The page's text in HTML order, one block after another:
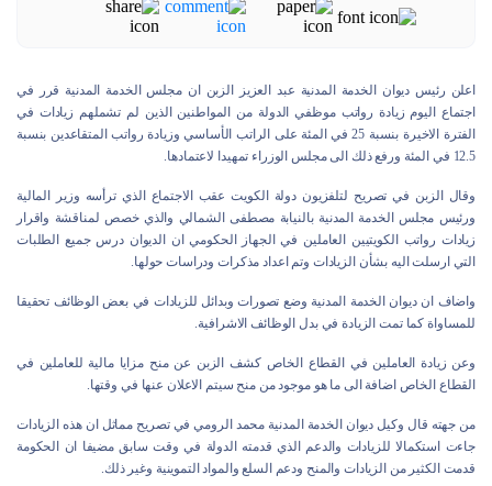
اعلن رئيس ديوان الخدمة المدنية عبد العزيز الزبن ان مجلس الخدمة المدنية قرر في
اجتماع اليوم زيادة رواتب موظفي الدولة من المواطنين الذين لم تشملهم زيادات في
الفترة الاخيرة بنسبة 25 في المئة على الراتب الأساسي وزيادة رواتب المتقاعدين بنسبة
12.5 في المئة ورفع ذلك الى مجلس الوزراء تمهيدا لاعتمادها.
وقال الزبن في تصريح لتلفزيون دولة الكويت عقب الاجتماع الذي ترأسه وزير المالية
ورئيس مجلس الخدمة المدنية بالنيابة مصطفى الشمالي والذي خصص لمناقشة واقرار
زيادات رواتب الكويتيين العاملين في الجهاز الحكومي ان الديوان درس جميع الطلبات
التي ارسلت اليه بشأن الزيادات وتم اعداد مذكرات ودراسات حولها.
واضاف ان ديوان الخدمة المدنية وضع تصورات وبدائل للزيادات في بعض الوظائف تحقيقا
للمساواة كما تمت الزيادة في بدل الوظائف الاشرافية.
وعن زيادة العاملين في القطاع الخاص كشف الزبن عن منح مزايا مالية للعاملين في
القطاع الخاص اضافة الى ما هو موجود من منح سيتم الاعلان عنها في وقتها.
من جهته قال وكيل ديوان الخدمة المدنية محمد الرومي في تصريح مماثل ان هذه الزيادات
جاءت استكمالا للزيادات والدعم الذي قدمته الدولة في وقت سابق مضيفا ان الحكومة
قدمت الكثير من الزيادات والمنح ودعم السلع والمواد التموينية وغير ذلك.